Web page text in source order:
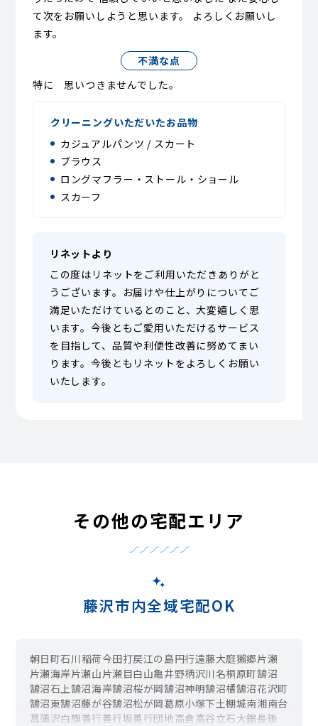
て次をお願いしようと思います。 よろしくお願いし
ます。
不満な点
特に 思いつきませんでした。
クリーニングいただいたお品物
カジュアルパンツ / スカート
ブラウス
ロングマフラー・ストール・ショール
スカーフ
リネットより
この度はリネットをご利用いただきありがと
うございます。お届けや仕上がりについてご
満足いただけているとのこと、大変嬉しく思
います。今後ともご愛用いただけるサービス
を目指して、品質や利便性改善に努めてまい
ります。今後ともリネットをよろしくお願い
いたします。
その他の宅配エリア
藤沢市内全域宅配OK
朝日町石川 稲荷今田打戻江の島円行遠藤大庭獺郷片瀬
片瀬海岸片瀬山片瀬目白山亀井野柄沢川名桐原町鵠沼
鵠沼石上鵠沼海岸鵠沼桜が岡鵠沼神明鵠沼橘鵠沼花沢町
鵠沼東鵠沼藤が谷鵠沼松が岡葛原小塚下土棚城南湘南台
菖蒲沢白旗善行善行坂善行団地高倉高谷立石大鋸長後